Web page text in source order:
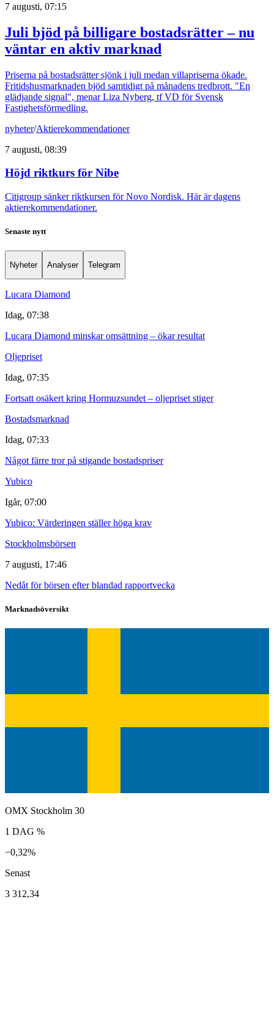
7 augusti, 07:15
Juli bjöd på billigare bostadsrätter – nu
väntar en aktiv marknad
Priserna på bostadsrätter sjönk i juli medan villapriserna ökade.
Fritidshusmarknaden bjöd samtidigt på månadens tredbrott. "En
glädjande signal", menar Liza Nyberg, tf VD för Svensk
Fastighetsförmedling.
nyheter/Aktierekommendationer
7 augusti, 08:39
Höjd riktkurs för Nibe
Citigroup sänker riktkursen för Novo Nordisk. Här är dagens
aktierekommendationer.
Senaste nytt
Nyheter Analyser Telegram
Lucara Diamond
Idag, 07:38
Lucara Diamond minskar omsättning – ökar resultat
Oljepriset
Idag, 07:35
Fortsatt osäkert kring Hormuzsundet – oljepriset stiger
Bostadsmarknad
Idag, 07:33
Något färre tror på stigande bostadspriser
Yubico
Igår, 07:00
Yubico: Värderingen ställer höga krav
Stockholmsbörsen
7 augusti, 17:46
Nedåt för börsen efter blandad rapportvecka
Marknadsöversikt
OMX Stockholm 30
1 DAG %
−0,32%
Senast
3 312,34